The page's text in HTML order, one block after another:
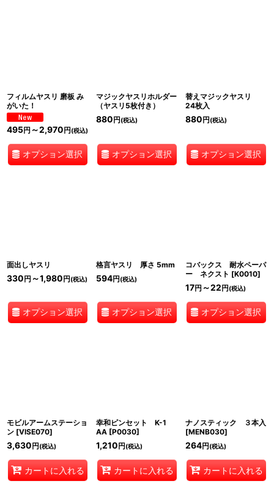
フィルムヤスリ 磨板 み
がいた！
495円 ～2,970 円 (税込)
オプション選択
マジックヤスリホルダー
（ヤスリ5枚付き）
880 円 (税込)
オプション選択
替えマジックヤスリ
24枚入
880 円 (税込)
オプション選択
面出しヤスリ
330 円 ～1,980 円 (税込)
オプション選択
格言ヤスリ 厚さ 5mm
594円 (税込)
オプション選択
コバックス 耐水ペーパ
ー ネクスト [K0010]
17円 ～22 円 (税込)
オプション選択
モビルアームステーショ
ン [VISE070]
3,630 円 (税込)
カートに入れる
幸和ピンセット K-1
AA [P0030]
1,210 円 (税込)
カートに入れる
ナノスティック ３本入
[MENB030]
264円 (税込)
カートに入れる